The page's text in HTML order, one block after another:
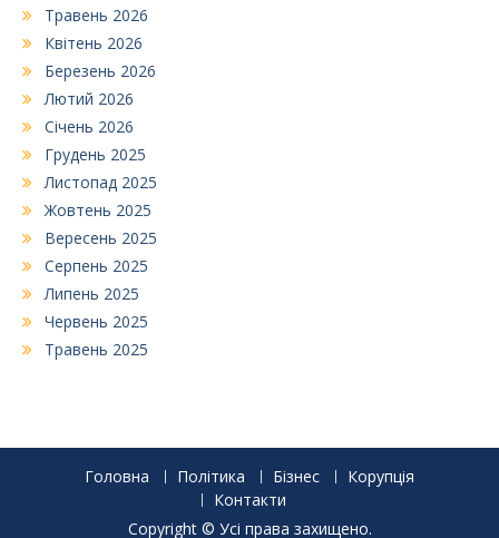
Травень 2026
Квітень 2026
Березень 2026
Лютий 2026
Січень 2026
Грудень 2025
Листопад 2025
Жовтень 2025
Вересень 2025
Серпень 2025
Липень 2025
Червень 2025
Травень 2025
Головна Політика Бізнес
Корупція
Контакти
Copyright © Усі права захищено.